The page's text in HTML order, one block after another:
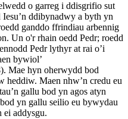
o garreg i ddisgrifio sut
ddibynadwy a byth yn
ganddo ffrindiau arbennig
Un o'r rhain oedd Pedr; roedd
Pedr lythyr at rai o’i
bywiol’
Mae hyn oherwydd bod
heddiw. Maen nhw’n credu eu
gallu bod yn agos atyn
yn gallu seilio eu bywydau
addysgu.